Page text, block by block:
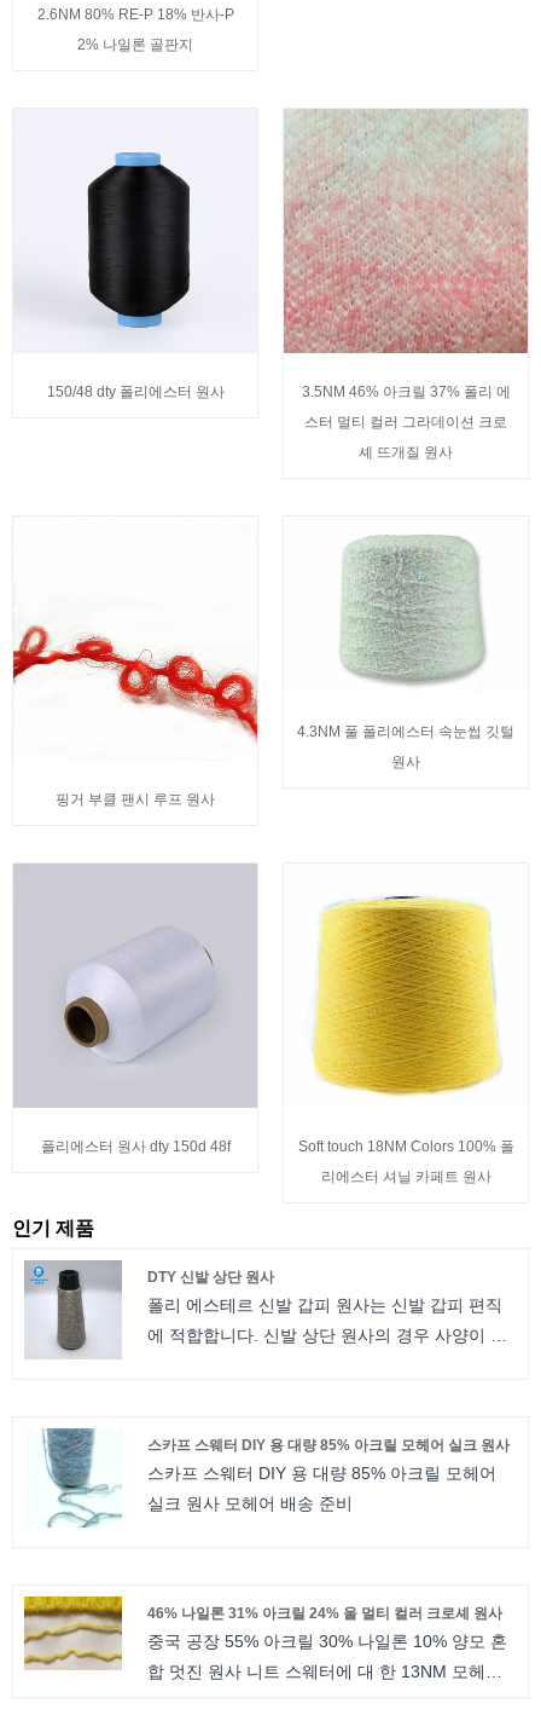
2.6NM 80% RE-P 18% 반사-P
2% 나일론 골판지
150/48 dty 폴리에스터 원사
3.5NM 46% 아크릴 37% 폴리 에
스터 멀티 컬러 그라데이션 크로
셰 뜨개질 원사
핑거 부클 팬시 루프 원사
4.3NM 풀 폴리에스터 속눈썹 깃털
원사
폴리에스터 원사 dty 150d 48f
Soft touch 18NM Colors 100% 폴
리에스터 셔닐 카페트 원사
인기 제품
DTY 신발 상단 원사
폴리 에스테르 신발 갑피 원사는 신발 갑피 편직
에 적합합니다. 신발 상단 원사의 경우 사양이 다
스카프 스웨터 DIY 용 대량 85% 아크릴 모헤어 실크 원사
스카프 스웨터 DIY 용 대량 85% 아크릴 모헤어
실크 원사 모헤어 배송 준비
46% 나일론 31% 아크릴 24% 울 멀티 컬러 크로셰 원사
중국 공장 55% 아크릴 30% 나일론 10% 양모 혼
합 멋진 원사 니트 스웨터에 대 한 13NM 모헤어